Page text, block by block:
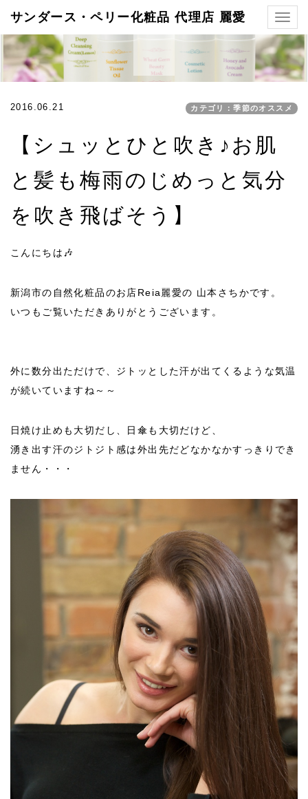
サンダース・ペリー化粧品 代理店 麗愛
2016.06.21 カテゴリ：季節のオススメ
【シュッとひと吹き♪お肌
と髪も梅雨のじめっと気分
を吹き飛ばそう】
こんにちは🎶
新潟市の自然化粧品のお店Reia麗愛の 山本さちかです。
いつもご覧いただきありがとうございます。
外に数分出ただけで、ジトッとした汗が出てくるような気温
が続いていますね～～
日焼け止めも大切だし、日傘も大切だけど、
湧き出す汗のジトジト感は外出先だどなかなかすっきりでき
ません・・・